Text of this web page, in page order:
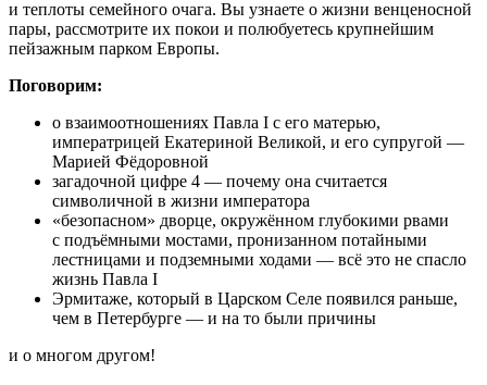
и теплоты семейного очага. Вы узнаете о жизни венценосной
пары, рассмотрите их покои и полюбуетесь крупнейшим
пейзажным парком Европы.
Поговорим:
о взаимоотношениях Павла I с его матерью,
императрицей Екатериной Великой, и его супругой —
Марией Фёдоровной
загадочной цифре 4 — почему она считается
символичной в жизни императора
«безопасном» дворце, окружённом глубокими рвами
с подъёмными мостами, пронизанном потайными
лестницами и подземными ходами — всё это не спасло
жизнь Павла I
Эрмитаже, который в Царском Селе появился раньше,
чем в Петербурге — и на то были причины
и о многом другом!